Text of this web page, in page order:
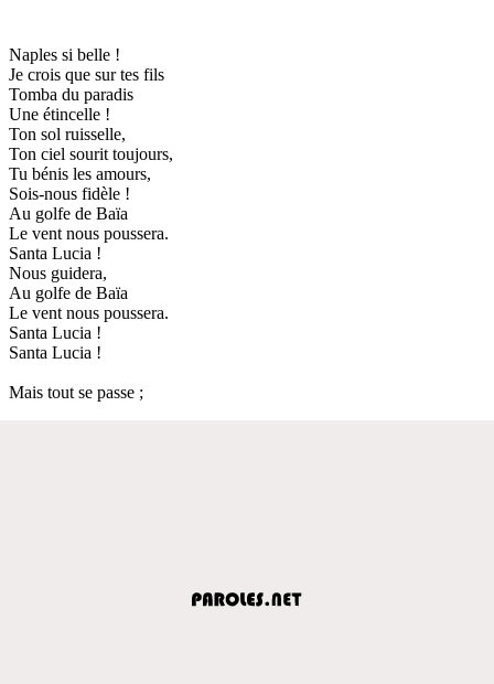
Naples si belle !
Je crois que sur tes fils
Tomba du paradis
Une étincelle !
Ton sol ruisselle,
Ton ciel sourit toujours,
Tu bénis les amours,
Sois-nous fidèle !
Au golfe de Baïa
Le vent nous poussera.
Santa Lucia !
Nous guidera,
Au golfe de Baïa
Le vent nous poussera.
Santa Lucia !
Santa Lucia !
Mais tout se passe ;